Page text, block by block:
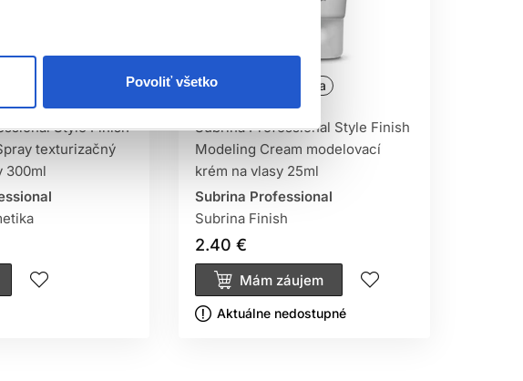
Povoliť všetko
Style Finish
texturizačný
300ml
Oficiálna distribúcia
Subrina Professional Style Finish
Modeling Cream modelovací
krém na vlasy 25ml
Subrina Professional
Subrina Finish
2.40 €
Mám záujem
Aktuálne nedostupné